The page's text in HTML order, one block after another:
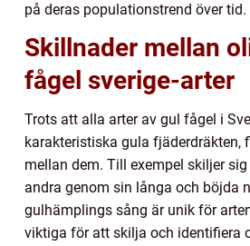
på deras populationstrend över tid.
Skillnader mellan
fågel sverige-arter
Trots att alla arter av gul fågel i
karakteristiska gula fjäderdräkten,
mellan dem. Till exempel skiljer
andra genom sin långa och böjda
gulhämplings sång är unik för
viktiga för att skilja och identifiera